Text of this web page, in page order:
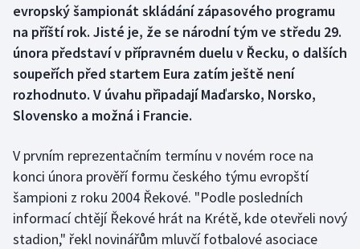
Curling
Dostihy
Florbal
Golf
Gymnastika
evropský šampionát skládání zápasového programu
na příští rok. Jisté je, že se národní tým ve středu 29.
února představí v přípravném duelu v Řecku, o dalších
soupeřích před startem Eura zatím ještě není
rozhodnuto. V úvahu připadají Maďarsko, Norsko,
Slovensko a možná i Francie.
V prvním reprezentačním termínu v novém roce na
konci února prověří formu českého týmu evropští
šampioni z roku 2004 Řekové. "Podle posledních
informací chtějí Řekové hrát na Krétě, kde otevřeli nový
stadion," řekl novinářům mluvčí fotbalové asociace